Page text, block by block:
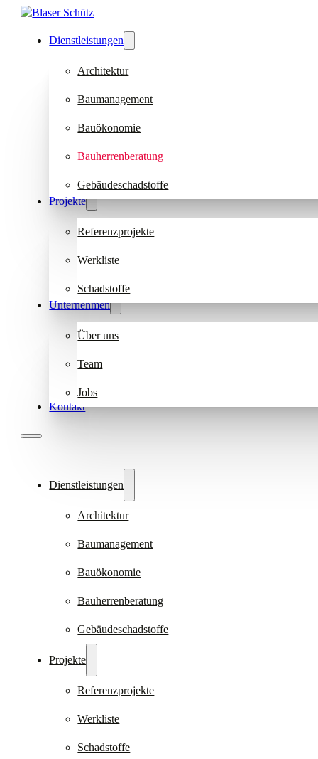
Dienstleistungen
Architektur
Baumanagement
Bauökonomie
Bauherrenberatung
Gebäudeschadstoffe
Projekte
Referenzprojekte
Werkliste
Schadstoffe
Unternehmen
Über uns
Team
Jobs
Kontakt
Dienstleistungen
Architektur
Baumanagement
Bauökonomie
Bauherrenberatung
Gebäudeschadstoffe
Projekte
Referenzprojekte
Werkliste
Schadstoffe